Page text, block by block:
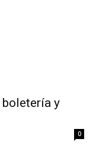
y
0